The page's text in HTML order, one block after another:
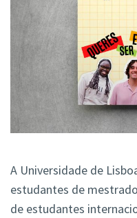
A Universidade de
estudantes de
de estudantes